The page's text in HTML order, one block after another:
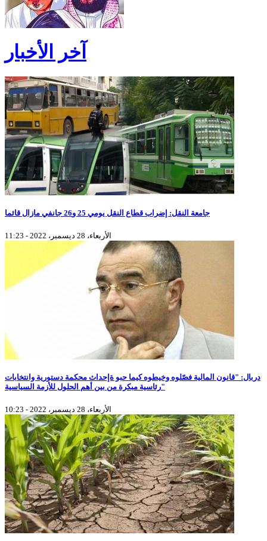
آخر الأخبار
جامعة النقل: إضراب قطاع النقل يومي 25 و26 جانفي مازال قائما
الأربعاء، 28 ديسمبر، 2022 - 11:23
دربال: "قانون المالية فصّلوه وخيطوه كيما حبو ةإحداث محكمة دستورية وانتخابات
رئاسية مبكرة من بين أهم الحلول للأزمة السياسية"
الأربعاء، 28 ديسمبر، 2022 - 10:23